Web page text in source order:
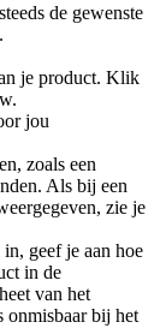
de gewenste
je product. Klik
jou
zoals een
Als bij een
zie je
geef je aan hoe
in de
van het
onmisbaar bij het